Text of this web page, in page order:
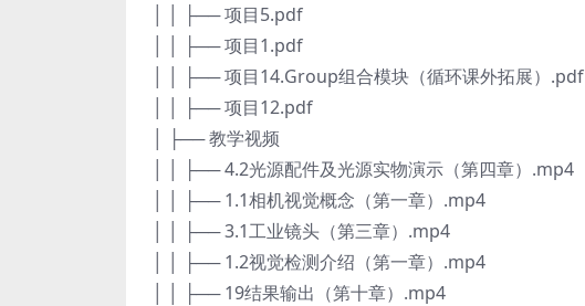
│ │ ├── 项目5.pdf
│ │ ├── 项目1.pdf
│ │ ├── 项目14.Group组合模块（循环课外拓展）.pdf
│ │ ├── 项目12.pdf
│ ├── 教学视频
│ │ ├── 4.2光源配件及光源实物演示（第四章）.mp4
│ │ ├── 1.1相机视觉概念（第一章）.mp4
│ │ ├── 3.1工业镜头（第三章）.mp4
│ │ ├── 1.2视觉检测介绍（第一章）.mp4
│ │ ├── 19结果输出（第十章）.mp4